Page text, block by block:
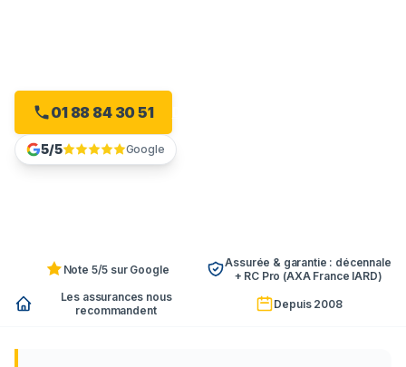
01 88 84 30 51
5/5 Google
Note 5/5 sur Google
Assurée & garantie : décennale
+ RC Pro (AXA France IARD)
Les assurances nous
recommandent
Depuis 2008